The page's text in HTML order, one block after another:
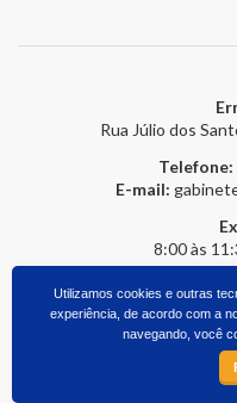
Rua Júlio dos
Telefone:
E-mail:
8:00 às
2026 © Prefeitura Online-
Utilizamos cookies e outras
experiência, de acordo com a
navegando, você